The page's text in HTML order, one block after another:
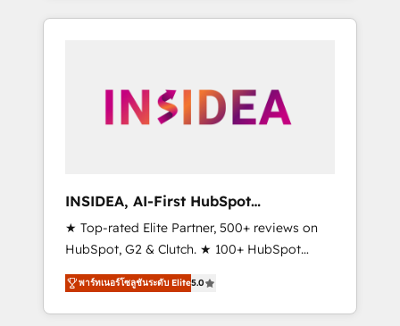
brand experiences As one of the few full-
globally regionalized HubSpot websites,
integrated marketing campaigns, & RevOps
adoption with change-management
programs, and align marketing, sales, and
service to drive sustainable growth With 6
key HubSpot accreditations and experience
across hundreds of organizations in dozens
of industries, there’s a good chance one of
INSIDEA, AI-First HubSpot
Onboarding & RevOps
★ Top-rated Elite Partner, 500+ reviews on
HubSpot, G2 & Clutch. ★ 100+ HubSpot
Certified Experts & Trainers across the team
★ 1,500+ implementations across five
continents ★ AI-First, RevOps-led,
พาร์ทเนอร์โซลูชันระดับ Elite5.0